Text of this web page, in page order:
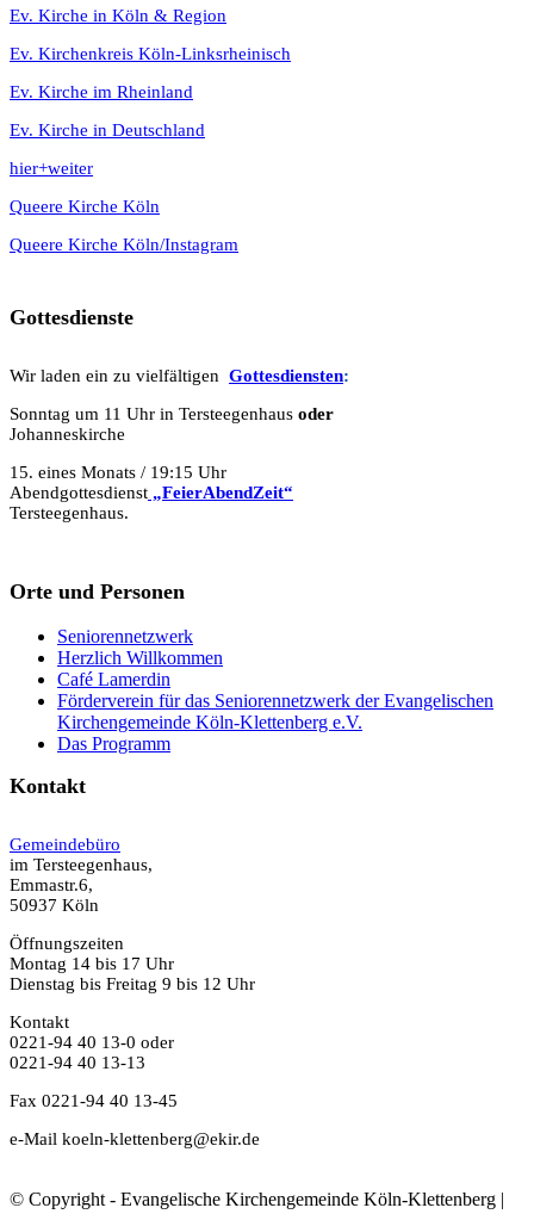
Ev. Kirche in Köln & Region
Ev. Kirchenkreis Köln-Linksrheinisch
Ev. Kirche im Rheinland
Ev. Kirche in Deutschland
hier+weiter
Queere Kirche Köln
Queere Kirche Köln/Instagram
Gottesdienste
Wir laden ein zu vielfältigen Gottesdiensten:
Sonntag um 11 Uhr in Tersteegenhaus oder
Johanneskirche
15. eines Monats / 19:15 Uhr
Abendgottesdienst „FeierAbendZeit“
Tersteegenhaus.
Orte und Personen
Seniorennetzwerk
Herzlich Willkommen
Café Lamerdin
Förderverein für das Seniorennetzwerk der Evangelischen
Kirchengemeinde Köln-Klettenberg e.V.
Das Programm
Kontakt
Gemeindebüro
im Tersteegenhaus,
Emmastr.6,
50937 Köln
Öffnungszeiten
Montag 14 bis 17 Uhr
Dienstag bis Freitag 9 bis 12 Uhr
Kontakt
0221-94 40 13-0 oder
0221-94 40 13-13
Fax 0221-94 40 13-45
e-Mail koeln-klettenberg@ekir.de
© Copyright - Evangelische Kirchengemeinde Köln-Klettenberg |